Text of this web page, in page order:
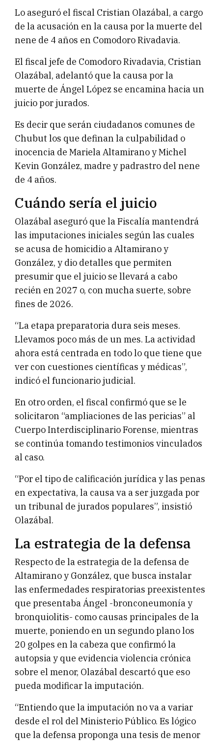
Lo aseguró el fiscal Cristian Olazábal, a cargo
de la acusación en la causa por la muerte del
nene de 4 años en Comodoro Rivadavia.
El fiscal jefe de Comodoro Rivadavia, Cristian
Olazábal, adelantó que la causa por la
muerte de Ángel López se encamina hacia un
juicio por jurados.
Es decir que serán ciudadanos comunes de
Chubut los que definan la culpabilidad o
inocencia de Mariela Altamirano y Michel
Kevin González, madre y padrastro del nene
de 4 años.
Cuándo sería el juicio
Olazábal aseguró que la Fiscalía mantendrá
las imputaciones iniciales según las cuales
se acusa de homicidio a Altamirano y
González, y dio detalles que permiten
presumir que el juicio se llevará a cabo
recién en 2027 o, con mucha suerte, sobre
fines de 2026.
“La etapa preparatoria dura seis meses.
Llevamos poco más de un mes. La actividad
ahora está centrada en todo lo que tiene que
ver con cuestiones científicas y médicas”,
indicó el funcionario judicial.
En otro orden, el fiscal confirmó que se le
solicitaron “ampliaciones de las pericias” al
Cuerpo Interdisciplinario Forense, mientras
se continúa tomando testimonios vinculados
al caso.
“Por el tipo de calificación jurídica y las penas
en expectativa, la causa va a ser juzgada por
un tribunal de jurados populares”, insistió
Olazábal.
La estrategia de la defensa
Respecto de la estrategia de la defensa de
Altamirano y González, que busca instalar
las enfermedades respiratorias preexistentes
que presentaba Ángel -bronconeumonía y
bronquiolitis- como causas principales de la
muerte, poniendo en un segundo plano los
20 golpes en la cabeza que confirmó la
autopsia y que evidencia violencia crónica
sobre el menor, Olazábal descartó que eso
pueda modificar la imputación.
“Entiendo que la imputación no va a variar
desde el rol del Ministerio Público. Es lógico
que la defensa proponga una tesis de menor